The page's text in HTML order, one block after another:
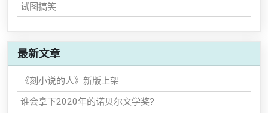
试图搞笑
最新文章
《刻小说的人》新版上架
谁会拿下2020年的诺贝尔文学奖?